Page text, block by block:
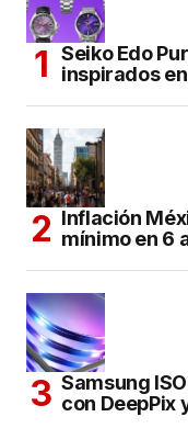
Seiko Edo
inspirados
Inflación
mínimo en 6
Samsung
con DeepPix